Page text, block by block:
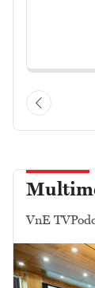
VnE TV